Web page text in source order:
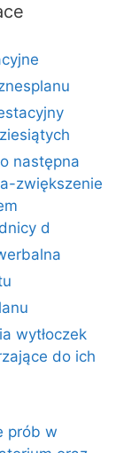
następna
zwiększenie
d
wytłoczek
do ich
prób w